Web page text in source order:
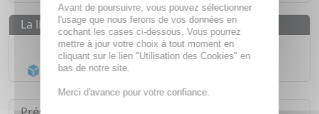
La livraison
Livraison gratuite dès55€
Acheminement Chronopost
Avant de poursuivre, vous pouvez sélectionner
l'usage que nous ferons de vos données en
cochant les cases ci-dessous. Vous pourrez
mettre à jour votre choix à tout moment en
cliquant sur le lien "Utilisation des Cookies" en
bas de notre site.
Merci d'avance pour votre confiance.